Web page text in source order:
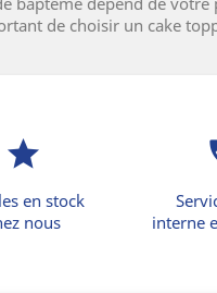
de choisir un cake
star
en stock
nous
interne